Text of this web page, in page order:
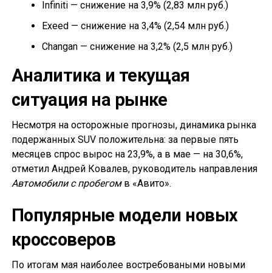
Infiniti — снижение на 3,9% (2,83 млн руб.)
Exeed — снижение на 3,4% (2,54 млн руб.)
Changan — снижение на 3,2% (2,5 млн руб.)
Аналитика и текущая
ситуация на рынке
Несмотря на осторожные прогнозы, динамика рынка
подержанных SUV положительна: за первые пять
месяцев спрос вырос на 23,9%, а в мае — на 30,6%,
отметил Андрей Ковалев, руководитель направления
Автомобили с пробегомв «Авито».
Популярные модели новых
кроссоверов
По итогам мая наиболее востребоваными новыми